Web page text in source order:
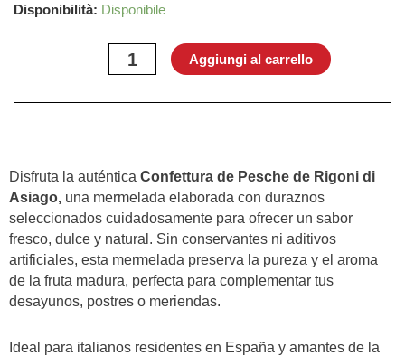
Disponibilità: Disponibile
Confettura
Aggiungi al carrello
Disfruta la auténtica Confettura de Pesche de Rigoni di
Asiago, una mermelada elaborada con duraznos
seleccionados cuidadosamente para ofrecer un sabor
fresco, dulce y natural. Sin conservantes ni aditivos
artificiales, esta mermelada preserva la pureza y el aroma
de la fruta madura, perfecta para complementar tus
desayunos, postres o meriendas.
Ideal para italianos residentes en España y amantes de la